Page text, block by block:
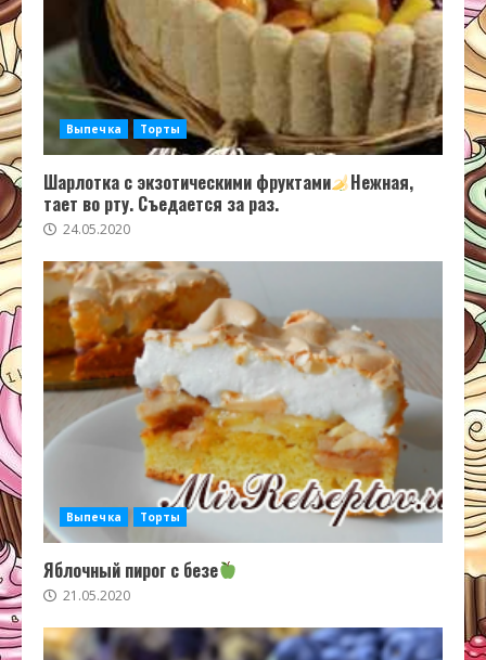
Выпечка Торты
Шарлотка с экзотическими фруктами
Нежная,
тает во рту. Съедается за раз.
24.05.2020
Выпечка Торты
Яблочный пирог с безе
21.05.2020